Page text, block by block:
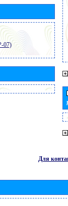
07)
Для